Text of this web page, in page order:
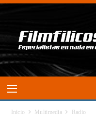
Inicio Multimedia Radio